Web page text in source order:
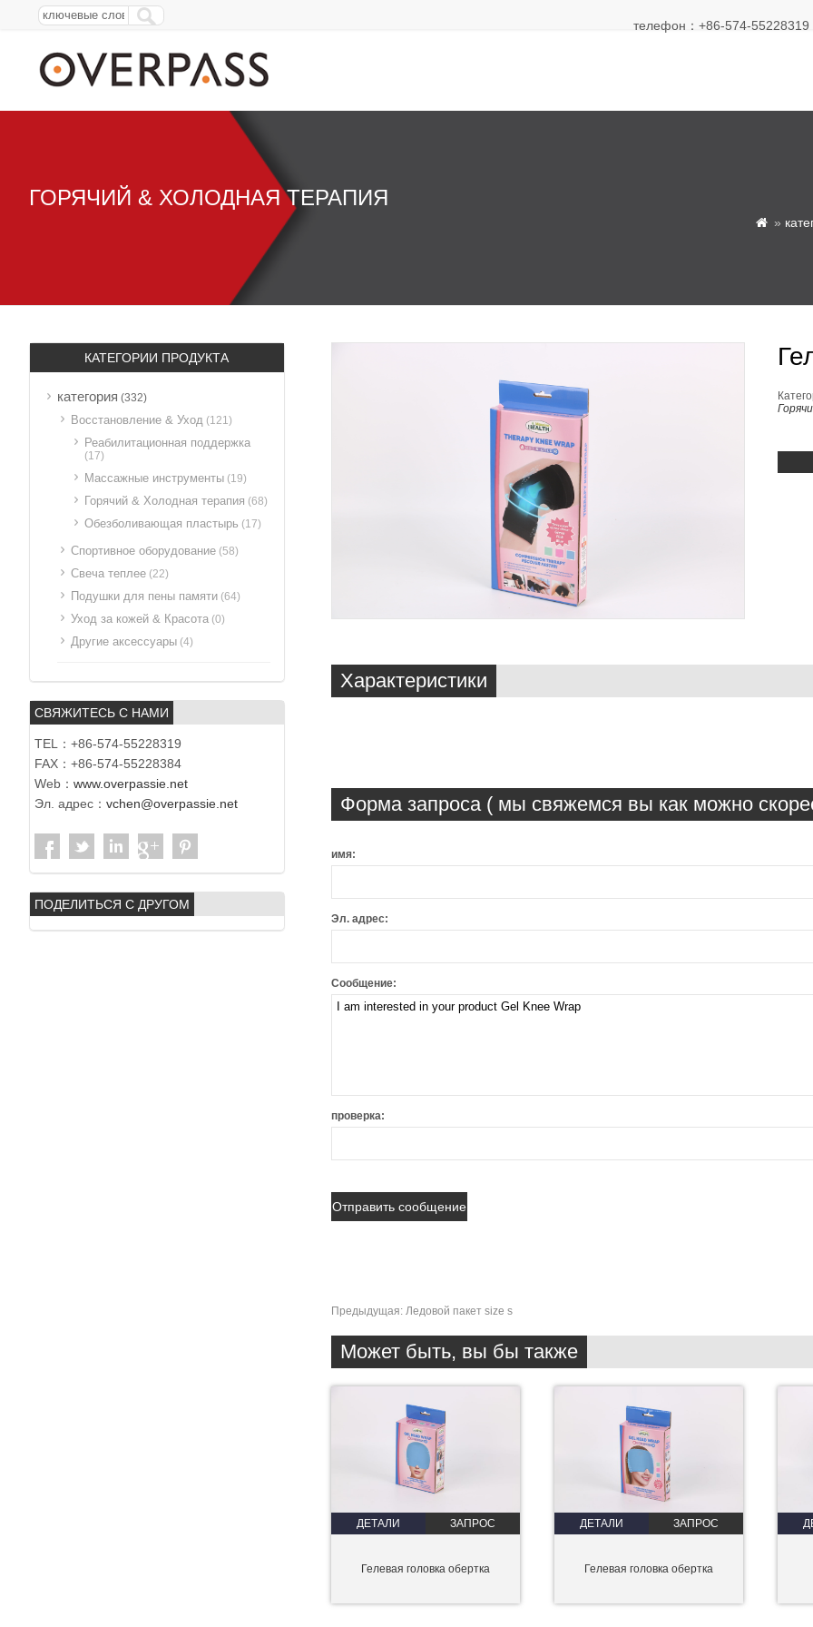
телефон：+86-574-
ГОРЯЧИЙ & ХОЛОДНАЯ ТЕРАПИЯ
 »
Характеристики
Форма запроса ( мы свяжемся вы как можно
имя:
Эл. адрес:
Сообщение:
проверка:
Предыдущая: Ледовой пакет size s
Может быть, вы бы также
ДЕТАЛИ ЗАПРОС
Гелевая головка обертка
ДЕТАЛИ ЗАПРОС
Гелевая головка обертка
КАТЕГОРИИ ПРОДУКТА
категория (332)
Восстановление & Уход (121)
Реабилитационная поддержка
(17)
Массажные инструменты (19)
Горячий & Холодная терапия (68)
Обезболивающая пластырь (17)
Спортивное оборудование (58)
Свеча теплее (22)
Подушки для пены памяти (64)
Уход за кожей & Красота (0)
Другие аксессуары (4)
СВЯЖИТЕСЬ С НАМИ
TEL：+86-574-55228319
FAX：+86-574-55228384
Web： www.overpassie.net
Эл. адрес： vchen@overpassie.net
ПОДЕЛИТЬСЯ С ДРУГОМ